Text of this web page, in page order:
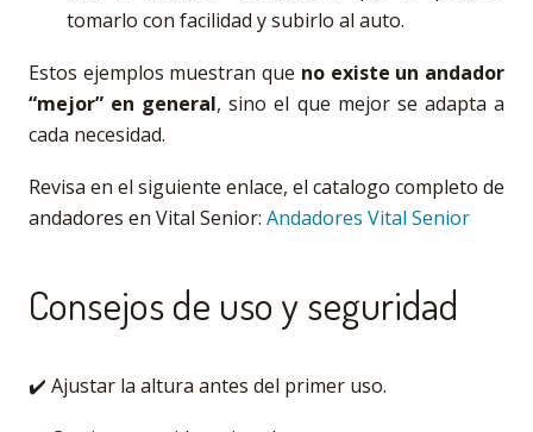
tomarlo con facilidad y subirlo al auto.
Estos ejemplos muestran que no existe un andador
“mejor” en general, sino el que mejor se adapta a
cada necesidad.
Revisa en el siguiente enlace, el catalogo completo de
andadores en Vital Senior: Andadores Vital Senior
Consejos de uso y seguridad
✔️ Ajustar la altura antes del primer uso.